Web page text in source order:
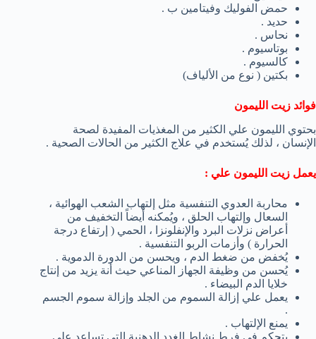
حمض الفوليك وفيتامين ب .
حديد .
نحاس .
بوتاسيوم .
كالسيوم .
بكتين ( نوع من الألياف)
فوائد زيت الليمون
بحتوي الليمون علي الكثير من المغذيات المفيدة لصحة
الإنسان ، لذلك يُستخدم في علاج الكثير من الحالات الصحية .
يعمل زيت الليمون علي :
محاربة العدوي التنفسية مثل إلتهاب الشعب الهوائية ،
السعال وإلتهاب الحلق ، ويُمكنه أيضاً التخفيف من
أعراض نزلات البرد والإنفلونزا ، الحمي ( إرتفاع درجة
الحرارة ) وأزمات الربو التنفسية .
يُخفض من ضغط الدم ، ويحسن من الدورة الدموية .
يُحسن من وظيفة الجهاز المناعي حيث أنة يزيد من إنتاج
خلايا الدم البيضاء .
يعمل علي إزالة السموم من الجلد وإزالة سموم الجسم
.
يمنع الإلتهاب .